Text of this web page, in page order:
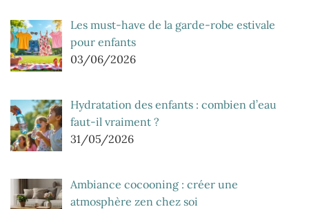
Les must-have de la garde-robe estivale
pour enfants
03/06/2026
Hydratation des enfants : combien d’eau
faut-il vraiment ?
31/05/2026
Ambiance cocooning : créer une
atmosphère zen chez soi